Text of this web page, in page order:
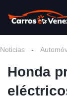
Noticias -
Honda